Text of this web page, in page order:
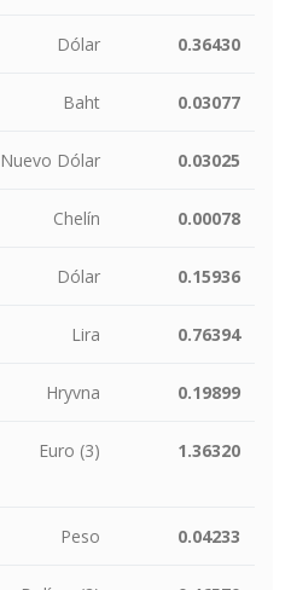
Dólar 0.36430
Baht 0.03077
Nuevo Dólar 0.03025
Chelín 0.00078
Dólar 0.15936
Lira 0.76394
Hryvna 0.19899
Euro (3) 1.36320
Peso 0.04233